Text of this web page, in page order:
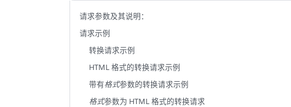
请求参数及其说明：
请求示例
转换请求示例
HTML 格式的转换请求示例
带有格式参数的转换请求示例
格式参数为 HTML 格式的转换请求